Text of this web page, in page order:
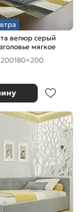
велюр серый
мягкое
180×200